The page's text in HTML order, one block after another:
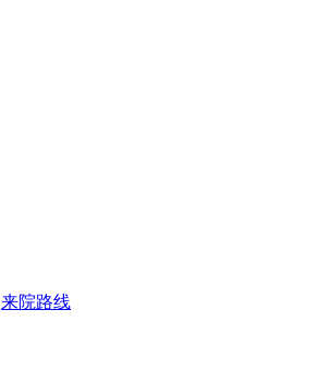
来院路线